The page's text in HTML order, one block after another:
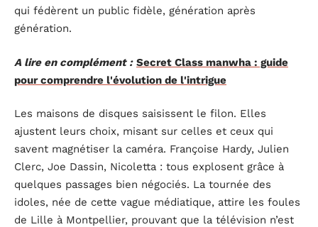
qui fédèrent un public fidèle, génération après
génération.
A lire en complément : Secret Class manwha : guide
pour comprendre l'évolution de l'intrigue
Les maisons de disques saisissent le filon. Elles
ajustent leurs choix, misant sur celles et ceux qui
savent magnétiser la caméra. Françoise Hardy, Julien
Clerc, Joe Dassin, Nicoletta : tous explosent grâce à
quelques passages bien négociés. La tournée des
idoles, née de cette vague médiatique, attire les foules
de Lille à Montpellier, prouvant que la télévision n’est